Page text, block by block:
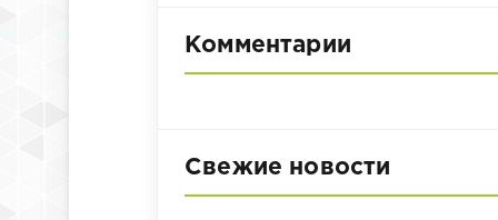
Комментарии
Свежие новости